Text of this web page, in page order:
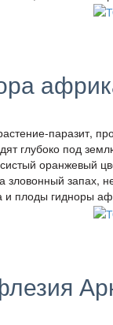
паразит,
глубоко под
оранжевый
зловонный запах,
и плоды гидноры